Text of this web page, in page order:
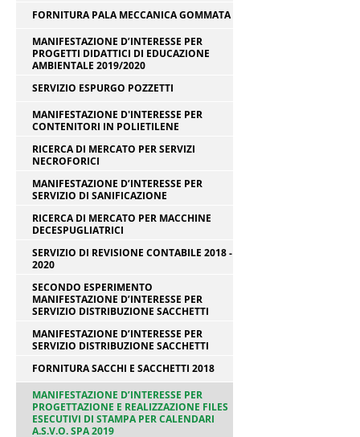
FORNITURA PALA MECCANICA GOMMATA
MANIFESTAZIONE D’INTERESSE PER
PROGETTI DIDATTICI DI EDUCAZIONE
AMBIENTALE 2019/2020
SERVIZIO ESPURGO POZZETTI
MANIFESTAZIONE D'INTERESSE PER
CONTENITORI IN POLIETILENE
RICERCA DI MERCATO PER SERVIZI
NECROFORICI
MANIFESTAZIONE D’INTERESSE PER
SERVIZIO DI SANIFICAZIONE
RICERCA DI MERCATO PER MACCHINE
DECESPUGLIATRICI
SERVIZIO DI REVISIONE CONTABILE 2018 -
2020
SECONDO ESPERIMENTO
MANIFESTAZIONE D’INTERESSE PER
SERVIZIO DISTRIBUZIONE SACCHETTI
MANIFESTAZIONE D’INTERESSE PER
SERVIZIO DISTRIBUZIONE SACCHETTI
FORNITURA SACCHI E SACCHETTI 2018
MANIFESTAZIONE D’INTERESSE PER
PROGETTAZIONE E REALIZZAZIONE FILES
ESECUTIVI DI STAMPA PER CALENDARI
A.S.V.O. SPA 2019